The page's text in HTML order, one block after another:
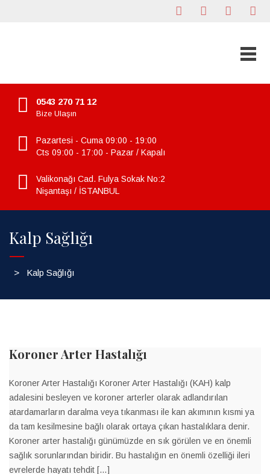
0543 270 71 12
Bize Ulaşın
Pazartesi - Cuma 09:00 - 19:00
Cts 09:00 - 17:00 - Pazar / Kapalı
Valikonağı Cad. Fulya Sokak No:2
Nişantaşı / İSTANBUL
Kalp Sağlığı
> Kalp Sağlığı
Koroner Arter Hastalığı
Koroner Arter Hastalığı Koroner Arter Hastalığı (KAH) kalp
adalesini besleyen ve koroner arterler olarak adlandırılan
atardamarların daralma veya tıkanması ile kan akımının kısmi ya
da tam kesilmesine bağlı olarak ortaya çıkan hastalıklara denir.
Koroner arter hastalığı günümüzde en sık görülen ve en önemli
sağlık sorunlarından biridir. Bu hastalığın en önemli özelliği ileri
evrelerde hayatı tehdit […]